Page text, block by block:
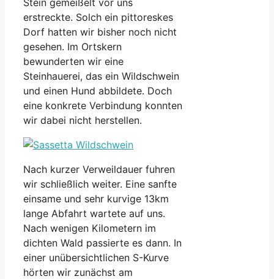
erstreckte. Solch ein pittoreskes
Dorf hatten wir bisher noch nicht
gesehen. Im Ortskern
bewunderten wir eine
Steinhauerei, das ein Wildschwein
und einen Hund abbildete. Doch
eine konkrete Verbindung konnten
wir dabei nicht herstellen.
Nach kurzer Verweildauer fuhren
wir schließlich weiter. Eine sanfte
einsame und sehr kurvige 13km
lange Abfahrt wartete auf uns.
Nach wenigen Kilometern im
dichten Wald passierte es dann. In
einer unübersichtlichen S-Kurve
hörten wir zunächst am